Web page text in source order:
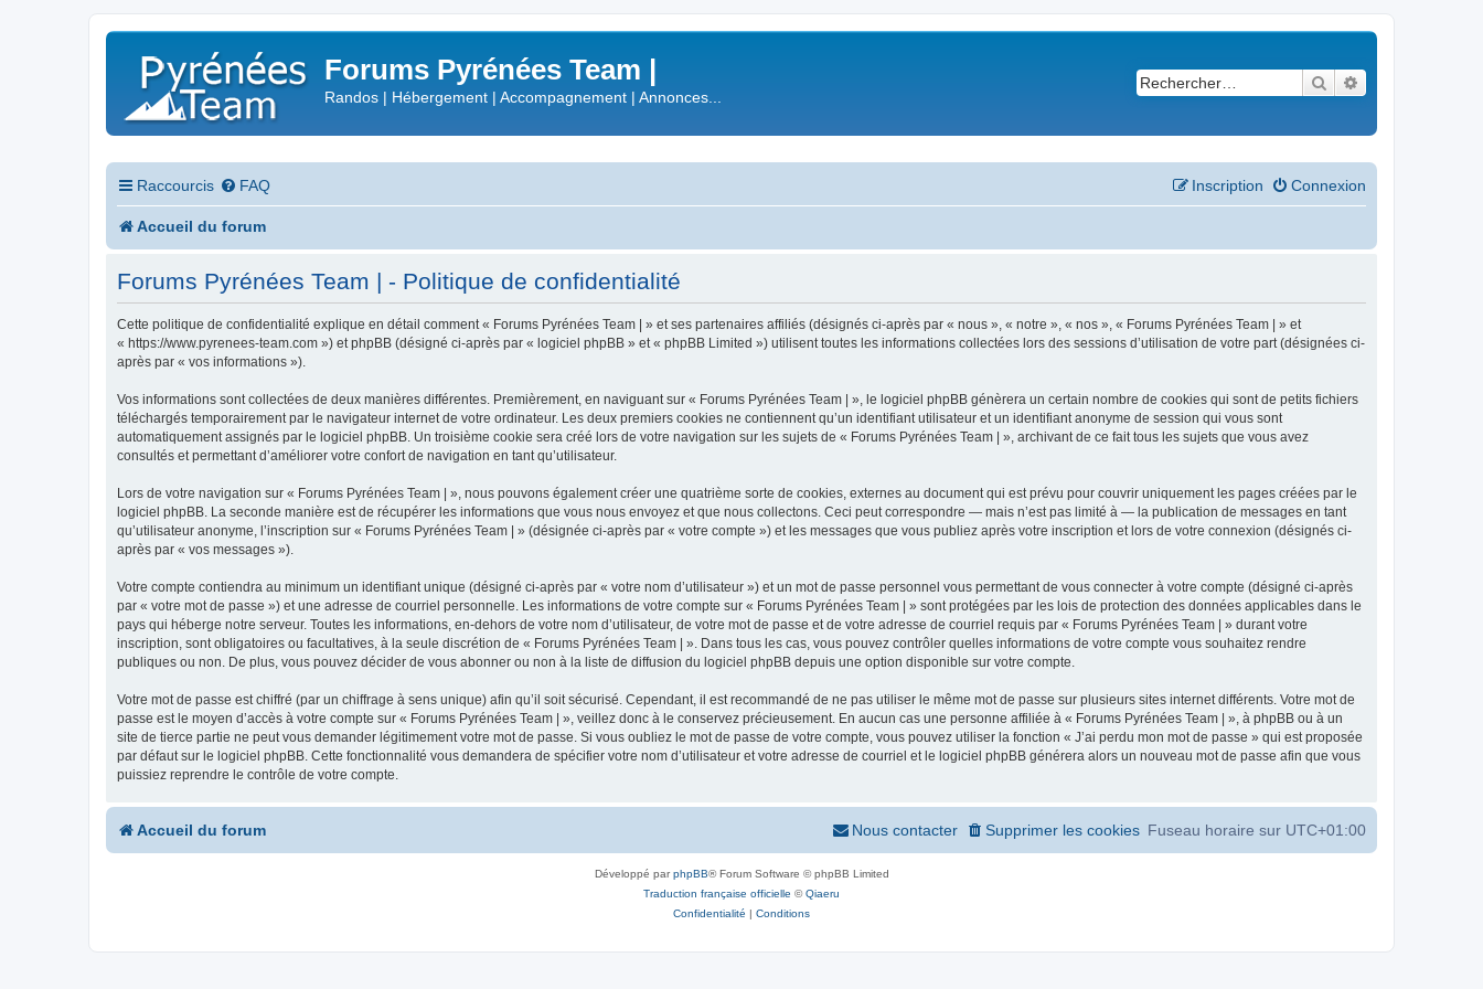
Forums Pyrénées Team |
Randos | Hébergement | Accompagnement | Annonces...
Rechercher
Raccourcis FAQ Connexion
Inscription
Accueil du forum
Forums Pyrénées Team | - Politique de confidentialité
Cette politique de confidentialité explique en détail comment « Forums Pyrénées Team | » et ses partenaires affiliés (désignés ci-après par « nous », « notre », « nos », « Forums Pyrénées Team | » et
« https://www.pyrenees-team.com ») et phpBB (désigné ci-après par « logiciel phpBB » et « phpBB Limited ») utilisent toutes les informations collectées lors des sessions d’utilisation de votre part (désignées ci-
après par « vos informations »).
Vos informations sont collectées de deux manières différentes. Premièrement, en naviguant sur « Forums Pyrénées Team | », le logiciel phpBB génèrera un certain nombre de cookies qui sont de petits fichiers
téléchargés temporairement par le navigateur internet de votre ordinateur. Les deux premiers cookies ne contiennent qu’un identifiant utilisateur et un identifiant anonyme de session qui vous sont
automatiquement assignés par le logiciel phpBB. Un troisième cookie sera créé lors de votre navigation sur les sujets de « Forums Pyrénées Team | », archivant de ce fait tous les sujets que vous avez
consultés et permettant d’améliorer votre confort de navigation en tant qu’utilisateur.
Lors de votre navigation sur « Forums Pyrénées Team | », nous pouvons également créer une quatrième sorte de cookies, externes au document qui est prévu pour couvrir uniquement les pages créées par le
logiciel phpBB. La seconde manière est de récupérer les informations que vous nous envoyez et que nous collectons. Ceci peut correspondre — mais n’est pas limité à — la publication de messages en tant
qu’utilisateur anonyme, l’inscription sur « Forums Pyrénées Team | » (désignée ci-après par « votre compte ») et les messages que vous publiez après votre inscription et lors de votre connexion (désignés ci-
après par « vos messages »).
Votre compte contiendra au minimum un identifiant unique (désigné ci-après par « votre nom d’utilisateur ») et un mot de passe personnel vous permettant de vous connecter à votre compte (désigné ci-après
par « votre mot de passe ») et une adresse de courriel personnelle. Les informations de votre compte sur « Forums Pyrénées Team | » sont protégées par les lois de protection des données applicables dans le
pays qui héberge notre serveur. Toutes les informations, en-dehors de votre nom d’utilisateur, de votre mot de passe et de votre adresse de courriel requis par « Forums Pyrénées Team | » durant votre
inscription, sont obligatoires ou facultatives, à la seule discrétion de « Forums Pyrénées Team | ». Dans tous les cas, vous pouvez contrôler quelles informations de votre compte vous souhaitez rendre
publiques ou non. De plus, vous pouvez décider de vous abonner ou non à la liste de diffusion du logiciel phpBB depuis une option disponible sur votre compte.
Votre mot de passe est chiffré (par un chiffrage à sens unique) afin qu’il soit sécurisé. Cependant, il est recommandé de ne pas utiliser le même mot de passe sur plusieurs sites internet différents. Votre mot de
passe est le moyen d’accès à votre compte sur « Forums Pyrénées Team | », veillez donc à le conservez précieusement. En aucun cas une personne affiliée à « Forums Pyrénées Team | », à phpBB ou à un
site de tierce partie ne peut vous demander légitimement votre mot de passe. Si vous oubliez le mot de passe de votre compte, vous pouvez utiliser la fonction « J’ai perdu mon mot de passe » qui est proposée
par défaut sur le logiciel phpBB. Cette fonctionnalité vous demandera de spécifier votre nom d’utilisateur et votre adresse de courriel et le logiciel phpBB générera alors un nouveau mot de passe afin que vous
puissiez reprendre le contrôle de votre compte.
Accueil du forum Fuseau horaire sur UTC+01:00
Supprimer les cookies
Nous contacter
Développé parphpBB® Forum Software © phpBB Limited
Traduction française officielle ©Qiaeru
Confidentialité | Conditions